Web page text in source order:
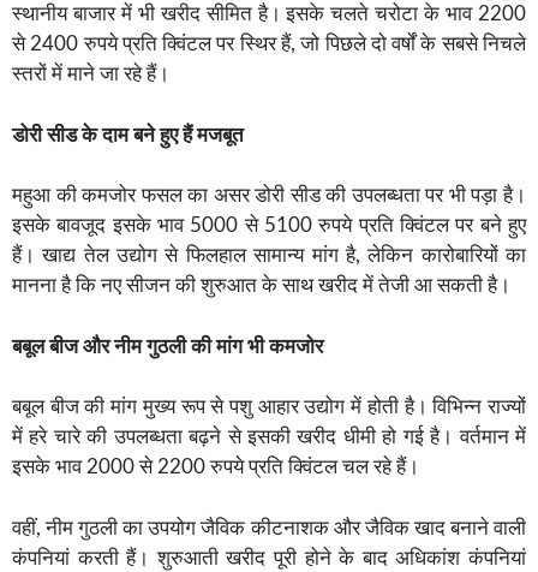
स्थानीय बाजार में भी खरीद सीमित है। इसके चलते चरोटा के भाव 2200
से 2400 रुपये प्रति क्विंटल पर स्थिर हैं, जो पिछले दो वर्षों के सबसे निचले
स्तरों में माने जा रहे हैं।
डोरी सीड के दाम बने हुए हैं मजबूत
महुआ की कमजोर फसल का असर डोरी सीड की उपलब्धता पर भी पड़ा है।
इसके बावजूद इसके भाव 5000 से 5100 रुपये प्रति क्विंटल पर बने हुए
हैं। खाद्य तेल उद्योग से फिलहाल सामान्य मांग है, लेकिन कारोबारियों का
मानना है कि नए सीजन की शुरुआत के साथ खरीद में तेजी आ सकती है।
बबूल बीज और नीम गुठली की मांग भी कमजोर
बबूल बीज की मांग मुख्य रूप से पशु आहार उद्योग में होती है। विभिन्न राज्यों
में हरे चारे की उपलब्धता बढ़ने से इसकी खरीद धीमी हो गई है। वर्तमान में
इसके भाव 2000 से 2200 रुपये प्रति क्विंटल चल रहे हैं।
वहीं, नीम गुठली का उपयोग जैविक कीटनाशक और जैविक खाद बनाने वाली
कंपनियां करती हैं। शुरुआती खरीद पूरी होने के बाद अधिकांश कंपनियां